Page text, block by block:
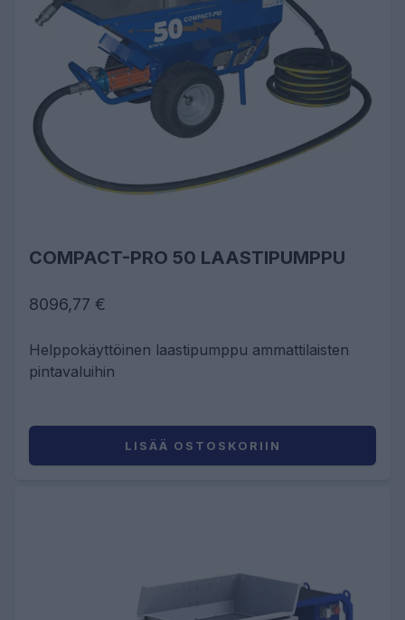
COMPACT-PRO 50 LAASTIPUMPPU
8096,77 €
Helppokäyttöinen laastipumppu ammattilaisten
pintavaluihin
LISÄÄ OSTOSKORIIN